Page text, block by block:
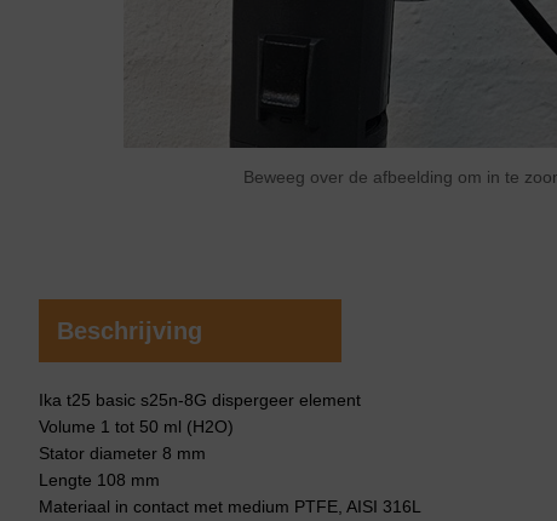
Beweeg over de afbeelding om in te
Beschrijving
Ika t25 basic s25n-8G dispergeer element
Volume 1 tot 50 ml (H2O)
Stator diameter 8 mm
Lengte 108 mm
Materiaal in contact met medium PTFE, AISI 316L